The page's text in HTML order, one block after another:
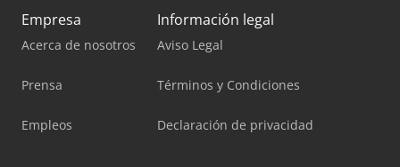
Empresa
Acerca de nosotros
Prensa
Empleos
Información legal
Aviso Legal
Términos y Condiciones
Declaración de privacidad